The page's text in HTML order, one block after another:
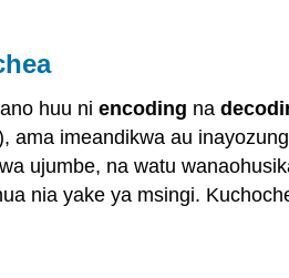
huu ni encoding na
ama imeandikwa au
ujumbe, na watu
nia yake ya msingi.